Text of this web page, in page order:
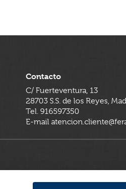
Contacto
C/ Fuerteventura, 13
28703 S.S. de los Reyes,
Tel. 916597350
E-mail